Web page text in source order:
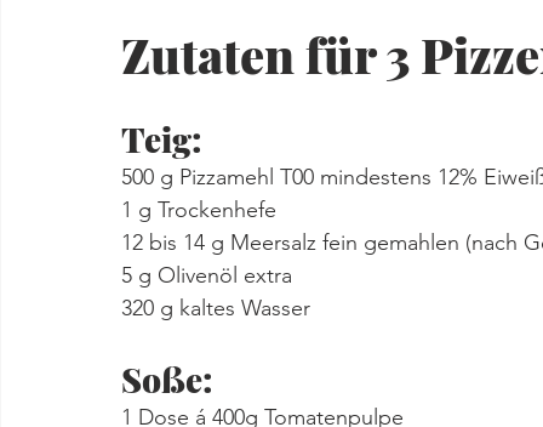
Zutaten für 3
Teig:
500 g Pizzamehl T00 mindestens 12%
1 g Trockenhefe
12 bis 14 g Meersalz fein gemahlen (nach
5 g Olivenöl extra
320 g kaltes Wasser
Soße:
1 Dose á 400g Tomatenpulpe